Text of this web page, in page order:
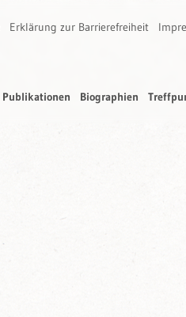
Erklärung zur Barrierefreiheit
Publikationen Biographien